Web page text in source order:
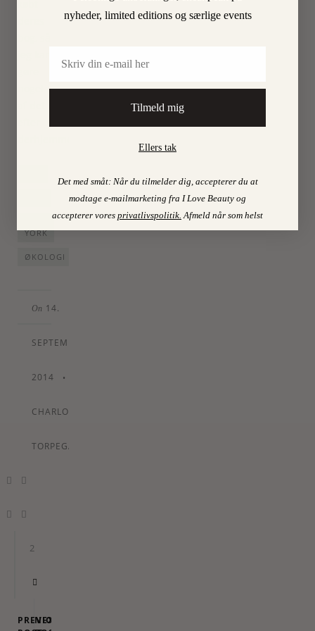
YORK
ØKOLOGI
On 14.
SEPTEMBER
2014 •
CHARLOTTE
TORPEGAARD
2
PREVIOUS
NEXT
nyheder, limited editions og særlige events
Tilmeld mig
Ellers tak
Det med småt: Når du tilmelder dig, accepterer du at
modtage e-mailmarketing fra I Love Beauty og
accepterer vores privatlivspolitik Afmeld når som helst